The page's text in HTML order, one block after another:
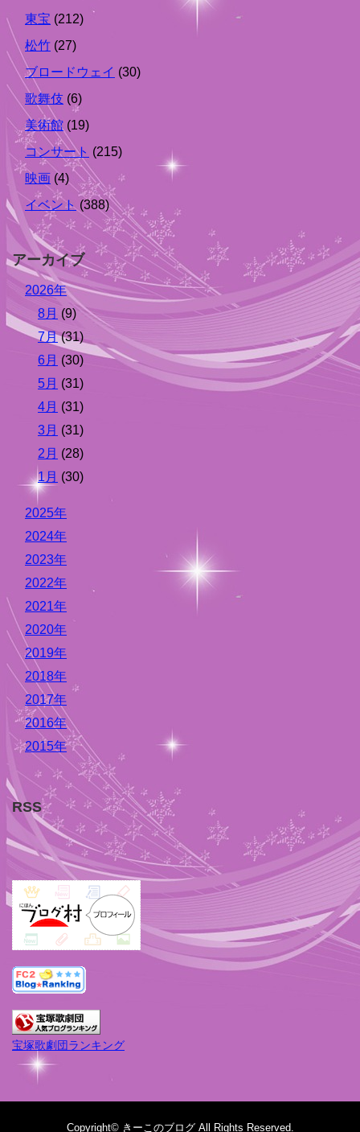
東宝 (212)
松竹 (27)
ブロードウェイ (30)
歌舞伎 (6)
美術館 (19)
コンサート (215)
映画 (4)
イベント (388)
アーカイブ
2026年
8月 (9)
7月(31)
6月 (30)
5月 (31)
4月 (31)
3月 (31)
2月 (28)
1月 (30)
2025年
2024年
2023年
2022年
2021年
2020年
2019年
2018年
2017年
2016年
2015年
RSS
宝塚歌劇団ランキング
Copyright© きーこのブログAll Rights Reserved.